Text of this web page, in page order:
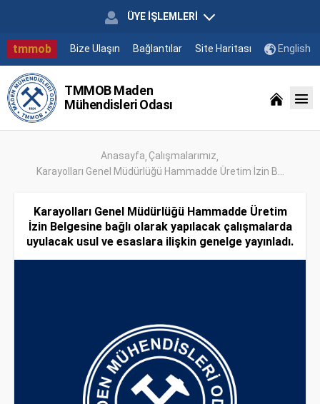
ÜYE İŞLEMLERİ
tmmob Bize Ulaşın Bağlantılar Site Haritası English
TMMOB Maden
Mühendisleri Odası
Anasayfa Çalışmalarımız
Karayolları Genel Müdürlüğü Hammadde Üretim İzin B...
Karayolları Genel Müdürlüğü Hammadde Üretim
İzin Belgesine bağlı olarak yapılacak çalışmalarda
uyulacak usul ve esaslara ilişkin genelge yayınladı.